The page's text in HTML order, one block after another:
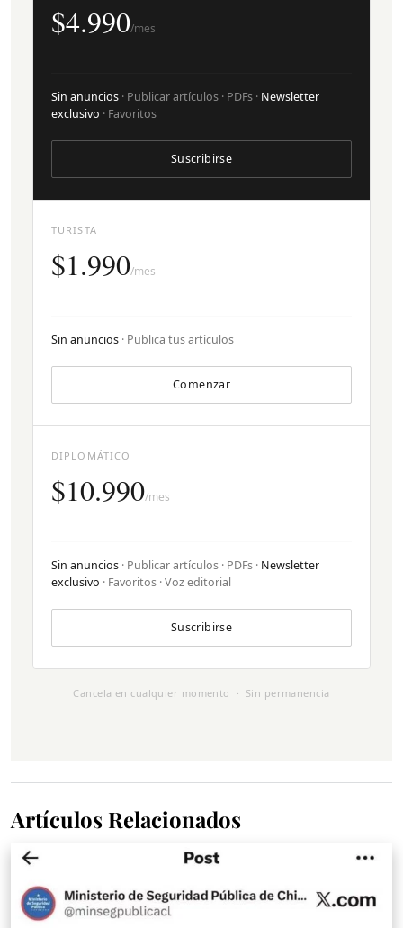
TURISTA
$1.990/mes
Sin anuncios · Publica tus artículos
Comenzar
$4.990/mes
Sin anuncios · Publicar artículos · PDFs · Newsletter
exclusivo · Favoritos
Suscribirse
DIPLOMÁTICO
$10.990/mes
Sin anuncios · Publicar artículos · PDFs · Newsletter
exclusivo · Favoritos · Voz editorial
Suscribirse
Cancela en cualquier momento · Sin permanencia
Artículos Relacionados